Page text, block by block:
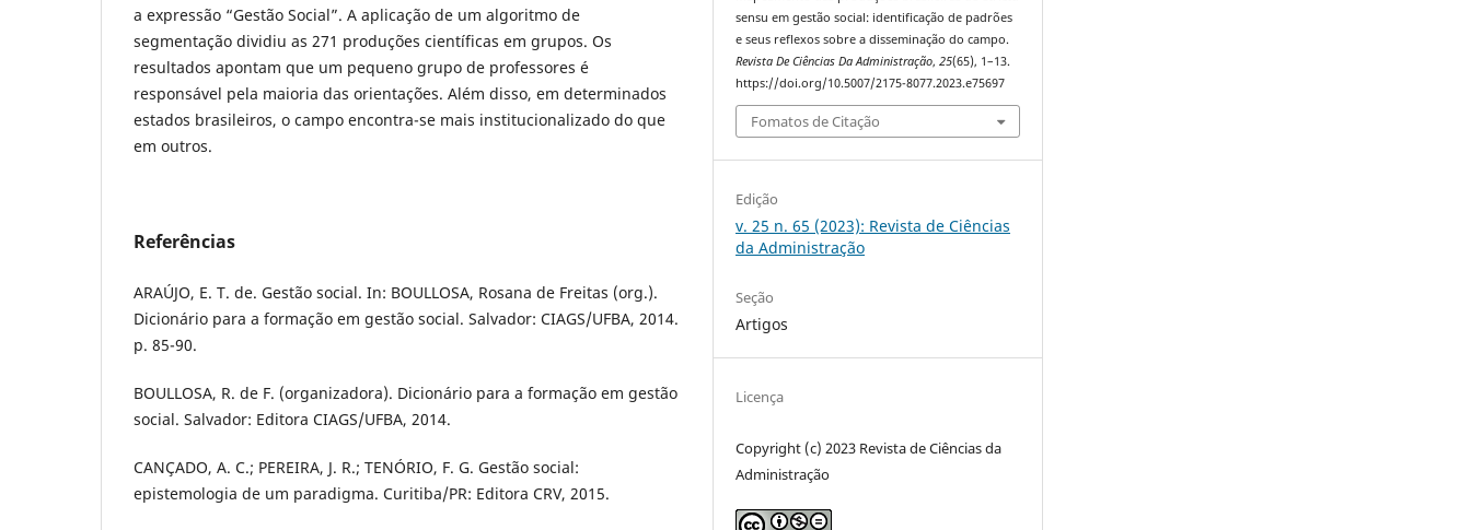
a expressão “Gestão Social”. A aplicação de um algoritmo de
segmentação dividiu as 271 produções científicas em grupos. Os
resultados apontam que um pequeno grupo de professores é
responsável pela maioria das orientações. Além disso, em determinados
estados brasileiros, o campo encontra-se mais institucionalizado do que
em outros.
Referências
ARAÚJO, E. T. de. Gestão social. In: BOULLOSA, Rosana de Freitas (org.).
Dicionário para a formação em gestão social. Salvador: CIAGS/UFBA, 2014.
p. 85-90.
BOULLOSA, R. de F. (organizadora). Dicionário para a formação em gestão
social. Salvador: Editora CIAGS/UFBA, 2014.
CANÇADO, A. C.; PEREIRA, J. R.; TENÓRIO, F. G. Gestão social:
epistemologia de um paradigma. Curitiba/PR: Editora CRV, 2015.
sensu em gestão social: identificação de padrões
e seus reflexos sobre a disseminação do campo.
Revista De Ciências Da Administração,25(65), 1–13.
https://doi.org/10.5007/2175-8077.2023.e75697
Fomatos de Citação
Edição
v. 25 n. 65 (2023): Revista de Ciências
da Administração
Seção
Artigos
Licença
Copyright (c) 2023 Revista de Ciências da
Administração